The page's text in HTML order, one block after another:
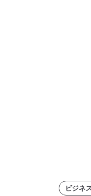
ビジネ